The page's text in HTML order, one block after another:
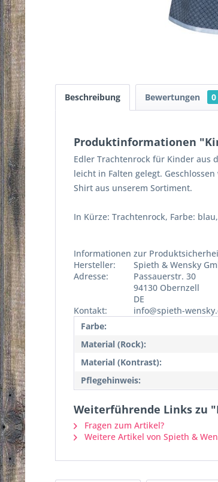
Beschreibung Bewertungen 0
Produktinformationen
Edler Trachtenrock für Kinder aus
leicht in Falten gelegt.
Shirt aus unserem Sortiment.
In Kürze: Trachtenrock, Farbe:
Informationen zur
Hersteller:
Spieth & Wensky
Adresse:
Passauerstr. 30
94130 Obernzell
DE
Kontakt:
info@spieth-
Farbe:
Material (Rock):
Material (Kontrast):
Pflegehinweis:
Weiterführende Links zu
Fragen zum Artikel?
Weitere Artikel von Spieth &